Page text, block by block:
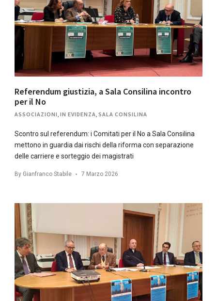
Referendum giustizia, a Sala Consilina incontro
per il No
ASSOCIAZIONI, IN EVIDENZA, SALA CONSILINA
Scontro sul referendum: i Comitati per il No a Sala Consilina
mettono in guardia dai rischi della riforma con separazione
delle carriere e sorteggio dei magistrati
By Gianfranco Stabile 7 Marzo 2026